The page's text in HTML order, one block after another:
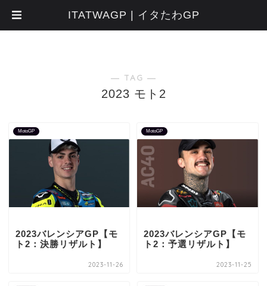
― TAG ―
2023 モト2
MotoGP
2023バレンシアGP【モ
ト2：決勝リザルト】
2023-11-26
MotoGP
2023バレンシアGP【モ
ト2：予選リザルト】
2023-11-25
ITATWAGP | イタたわGP